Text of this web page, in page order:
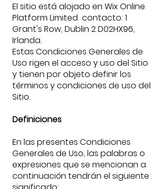
El sitio está alojado en Wix Online
Platform Limited contacto: 1
Grant's Row, Dublin 2 D02HX96,
Irlanda.
Estas Condiciones Generales de
Uso rigen el acceso y uso del Sitio
y tienen por objeto definir los
términos y condiciones de uso del
Sitio.
Definiciones
En las presentes Condiciones
Generales de Uso, las palabras o
expresiones que se mencionan a
continuación tendrán el siguiente